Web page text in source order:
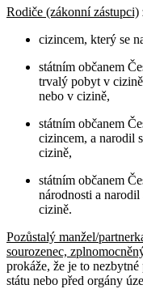
Rodiče (zákonní zástupci)
cizincem, který se
státním občanem
trvalý pobyt v
nebo v cizině,
státním občanem
cizincem, a narodil
cizině,
státním občanem
národnosti a
cizině.
Pozůstalý manžel/
sourozenec,
prokáže, že je to
státu nebo před orgány